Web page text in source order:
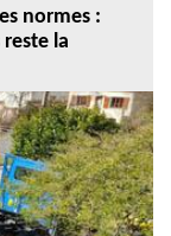
normes :
la